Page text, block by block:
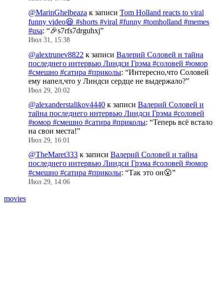
@MarinGhelbeaza к записи Tom Holland reacts to viral
funny video😆 #shorts #viral #funny #tomholland #memes
#usa: “🎉s7rfs7drguhxj”
Июл 31, 15:38
@alextrunev8822 к записи Валерий Соловей и тайна
последнего интервью Линдси Грэма #соловей #юмор
#смешно #сатира #приколы: “Интересно,что Соловей
ему напел,что у Линдси сердце не выдержало?”
Июл 29, 20:02
@alexanderstalikov4440 к записи Валерий Соловей и
тайна последнего интервью Линдси Грэма #соловей
#юмор #смешно #сатира #приколы: “Теперь всё встало
на свои места!”
Июл 29, 16:01
@TheMaret333 к записи Валерий Соловей и тайна
последнего интервью Линдси Грэма #соловей #юмор
#смешно #сатира #приколы: “Так это он😮”
Июл 29, 14:06
movies